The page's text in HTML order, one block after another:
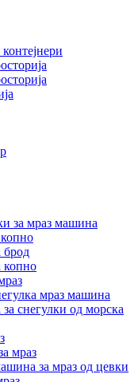
за мраз машина
брод
копно
мраз машина
снегулки од морска
мраз
за мраз од цевки